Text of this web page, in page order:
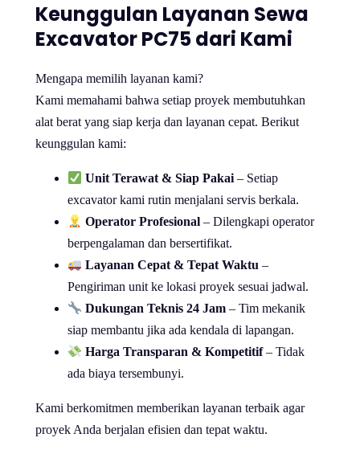
Keunggulan Layanan Sewa
Excavator PC75 dari Kami
Mengapa memilih layanan kami?
Kami memahami bahwa setiap proyek membutuhkan
alat berat yang siap kerja dan layanan cepat. Berikut
keunggulan kami:
Unit Terawat & Siap Pakai – Setiap
excavator kami rutin menjalani servis berkala.
Operator Profesional – Dilengkapi operator
berpengalaman dan bersertifikat.
Layanan Cepat & Tepat Waktu –
Pengiriman unit ke lokasi proyek sesuai jadwal.
Dukungan Teknis 24 Jam – Tim mekanik
siap membantu jika ada kendala di lapangan.
Harga Transparan & Kompetitif– Tidak
ada biaya tersembunyi.
Kami berkomitmen memberikan layanan terbaik agar
proyek Anda berjalan efisien dan tepat waktu.